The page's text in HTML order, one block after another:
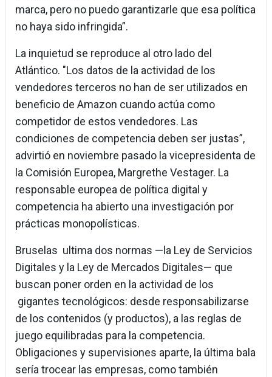
marca, pero no puedo garantizarle que esa política
no haya sido infringida”.
La inquietud se reproduce al otro lado del
Atlántico. "Los datos de la actividad de los
vendedores terceros no han de ser utilizados en
beneficio de Amazon cuando actúa como
competidor de estos vendedores. Las
condiciones de competencia deben ser justas”,
advirtió en noviembre pasado la vicepresidenta de
la Comisión Europea, Margrethe Vestager. La
responsable europea de política digital y
competencia ha abierto una investigación por
prácticas monopolísticas.
Bruselas ultima dos normas —la Ley de Servicios
Digitales y la Ley de Mercados Digitales— que
buscan poner orden en la actividad de los
gigantes tecnológicos: desde responsabilizarse
de los contenidos (y productos), a las reglas de
juego equilibradas para la competencia.
Obligaciones y supervisiones aparte, la última bala
sería trocear las empresas, como también